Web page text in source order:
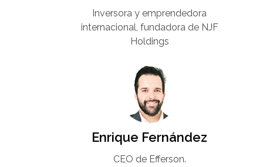
Inversora y emprendedora
internacional, fundadora de NJF
Holdings
Enrique Fernández
CEO de Efferson.